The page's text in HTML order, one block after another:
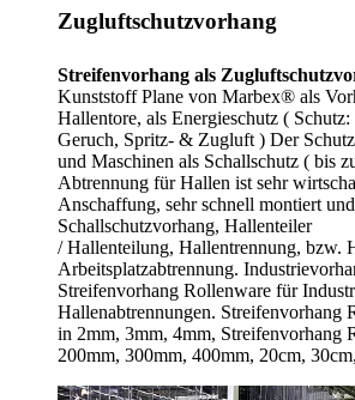
Zugluftschutzvorhang
Streifenvorhang als
Kunststoff Plane von Marbex® als
Hallentore, als Energieschutz ( Schutz:
Geruch, Spritz- & Zugluft ) Der
und Maschinen als Schallschutz ( bis
Abtrennung für Hallen ist sehr
Anschaffung, sehr schnell montiert
Schallschutzvorhang, Hallenteiler
/Hallenteilung, Hallentrennung, bzw.
Arbeitsplatzabtrennung.
Streifenvorhang Rollenware für
Hallenabtrennungen. Streifenvorhang
in 2mm, 3mm, 4mm, Streifenvorhang
200mm, 300mm, 400mm, 20cm,